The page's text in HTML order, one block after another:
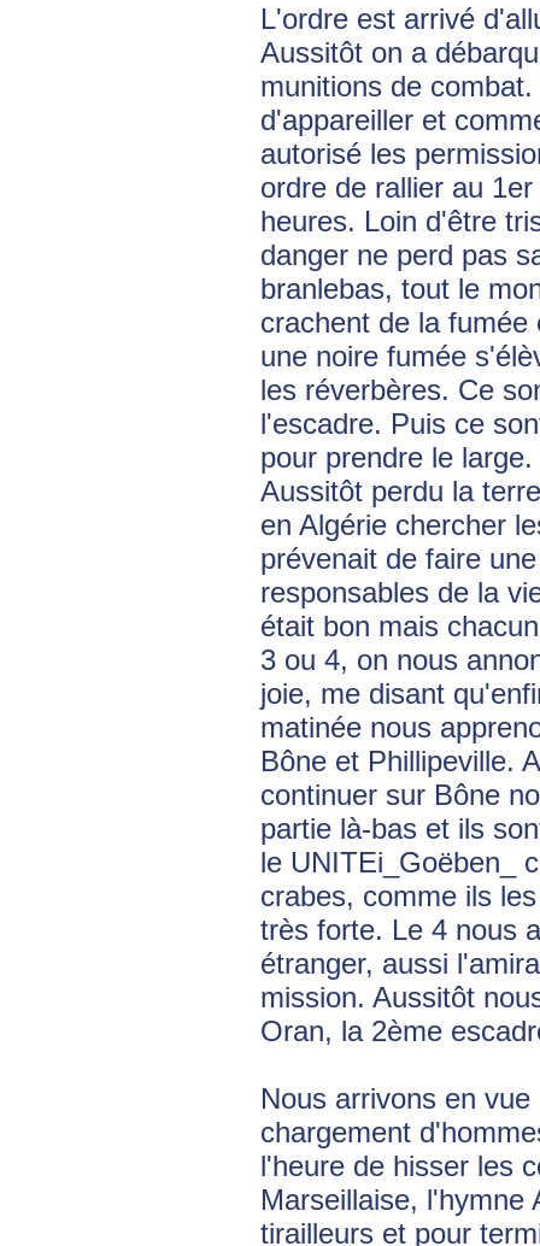
L'ordre est arrivé
Aussitôt on a
munitions de
d'appareiller et
autorisé les
ordre de rallier au
heures. Loin d'être
danger ne perd pas
branlebas, tout le
crachent de la
une noire fumée
les réverbères. Ce
l'escadre. Puis ce
pour prendre le
Aussitôt perdu la
en Algérie chercher
prévenait de faire
responsables de la
était bon mais
3 ou 4, on nous
joie, me disant
matinée nous
Bône et Phillipeville.
continuer sur Bône
partie là-bas et ils
le UNITEi_Goëben_
crabes, comme ils
très forte. Le 4 nous
étranger, aussi
mission. Aussitôt
Oran, la 2ème
Nous arrivons en
chargement
l'heure de hisser les
Marseillaise, l'hymne
tirailleurs et pour